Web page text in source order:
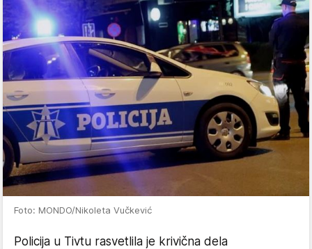
Foto: MONDO/Nikoleta Vučkević
Policija u Tivtu rasvetlila je krivična dela